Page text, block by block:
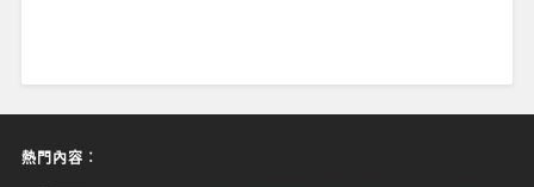
熱門內容︰